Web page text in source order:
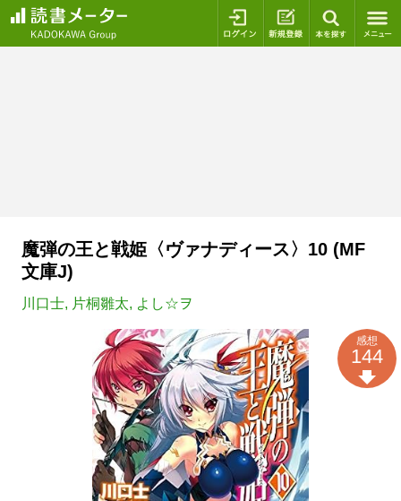
ログイン 新規登録
魔弾の王と戦姫〈ヴァナディース〉10 (MF
文庫J)
川口士, 片桐雛太, よし☆ヲ
感想
144